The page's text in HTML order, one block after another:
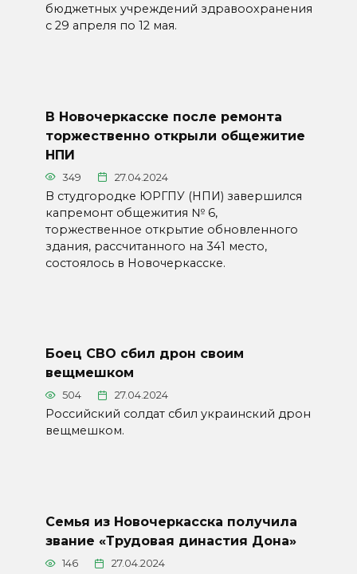
бюджетных учреждений здравоохранения
с 29 апреля по 12 мая.
В Новочеркасске после ремонта
торжественно открыли общежитие
НПИ
349 27.04.2024
В студгородке ЮРГПУ (НПИ) завершился
капремонт общежития № 6,
торжественное открытие обновленного
здания, рассчитанного на 341 место,
состоялось в Новочеркасске.
Боец СВО сбил дрон своим
вещмешком
504 27.04.2024
Российский солдат сбил украинский дрон
вещмешком.
Семья из Новочеркасска получила
звание «Трудовая династия Дона»
146 27.04.2024